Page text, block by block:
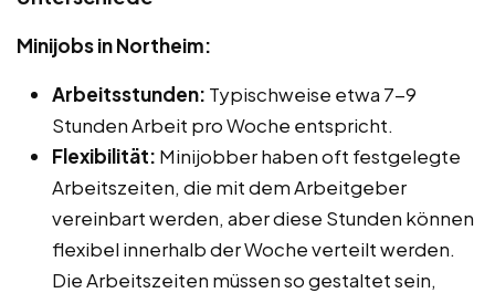
Minijobs in Northeim:
Arbeitsstunden: Typischweise etwa 7-9
Stunden Arbeit pro Woche entspricht.
Flexibilität: Minijobber haben oft festgelegte
Arbeitszeiten, die mit dem Arbeitgeber
vereinbart werden, aber diese Stunden können
flexibel innerhalb der Woche verteilt werden.
Die Arbeitszeiten müssen so gestaltet sein,